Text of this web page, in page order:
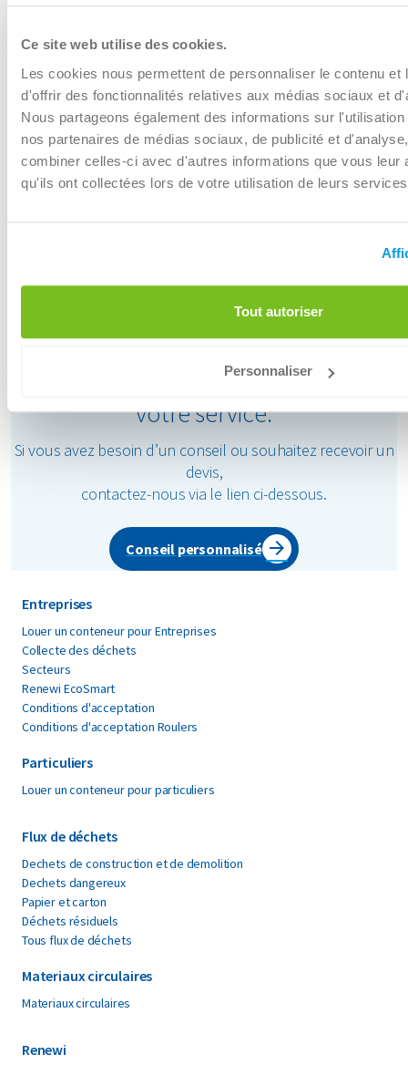
Ce site web utilise des cookies.
Les cookies nous permettent de personnaliser le contenu et
d'offrir des fonctionnalités relatives aux médias sociaux et
Nous partageons également des informations sur
nos partenaires de médias sociaux, de publicité et
combiner celles-ci avec d'autres informations que vous leur
qu'ils ont collectées lors de votre utilisation de leurs
Tout autoriser
Personnaliser
écoresponsable. Que vous ayez besoin d'une location
conteneurs à Mouscron sont adaptées à vos exigences
spécifiques en matière de gestion des déchets.
Location de conteneurs pour
particuliers à Mouscron
Planifiez-vous des travaux de rénovation, de démolition,
propose aux particuliers de louer des conteneurs à
projets domestiques. Nous offrons une variété de
conteneurs pour tous types de déchets, disponibles en
plusieurs tailles pour s'adapter à tous les besoins.
Besoin de conseils ? Nous sommes à
votre service.
Si vous avez besoin d’un conseil ou souhaitez recevoir un
devis,
contactez-nous via le lien ci-dessous.
Conseil personnalisé
Entreprises
Louer un conteneur pour Entreprises
Collecte des déchets
Secteurs
Renewi EcoSmart
Conditions d'acceptation
Conditions d'acceptation Roulers
Particuliers
Louer un conteneur pour particuliers
Flux de déchets
Dechets de construction et de demolition
Dechets dangereux
Papier et carton
Déchets résiduels
Tous flux de déchets
Materiaux circulaires
Materiaux circulaires
Renewi